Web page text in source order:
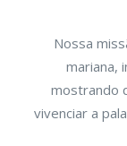
Nossa
mariana,
mostrando
vivenciar a